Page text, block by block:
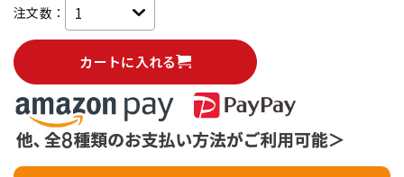
注文数：
カートに入れる